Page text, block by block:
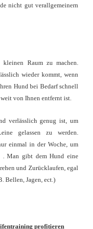
nicht gut verallgemeinern
kleinen Raumzu machen.
wieder kommt, wenn
Hund bei Bedarf schnell
von Ihnen entfernt ist.
verlässlich genug ist, um
gelassen zu werden.
einmal in der Woche, um
. Man gibt dem Hund eine
und Zurücklaufen, egal
Bellen, Jagen, ect.)
profitieren